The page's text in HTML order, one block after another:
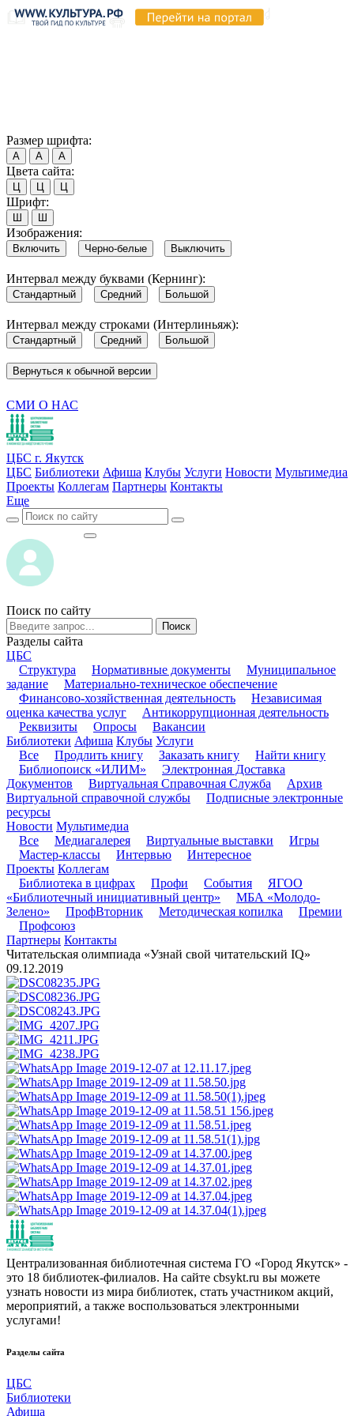
Размер шрифта:
А А А
Цвета сайта:
Ц Ц Ц
Шрифт:
Ш Ш
Изображения:
Включить Черно-белые Выключить
Интервал между буквами (Кернинг):
Стандартный Средний Большой
Интервал между строками (Интерлиньяж):
Стандартный Средний Большой
Вернуться к обычной версии
СМИ О НАС
ЦБС г. Якутск
ЦБС Библиотеки Афиша Клубы Услуги Новости Мультимедиа
Проекты Коллегам Партнеры Контакты
Еще
Поиск по сайту
Поиск
Разделы сайта
ЦБС
Структура
Нормативные документы
Муниципальное
задание
Материально-техническое обеспечение
Финансово-хозяйственная деятельность
Независимая
оценка качества услуг
Антикоррупционная деятельность
Реквизиты
Опросы
Вакансии
Библиотеки Афиша Клубы Услуги
Все
Продлить книгу Заказать книгу
Найти книгу
Библиопоиск «ИЛИМ»
Электронная Доставка
Документов
Виртуальная Справочная Служба
Архив
Виртуальной справочной службы
Подписные электронные
ресурсы
Новости Мультимедиа
Все
Медиагалерея Виртуальные выставки
Игры
Мастер-классы
Интервью
Интересное
Проекты Коллегам
Библиотека в цифрах
Профи События
ЯГОО
«Библиотечный инициативный центр»
МБА «Молодо-
Зелено»
ПрофВторник Методическая копилка
Премии
Профсоюз
Партнеры Контакты
Читательская олимпиада «Узнай свой читательский IQ»
09.12.2019
Централизованная библиотечная система ГО «Город Якутск» -
это 18 библиотек-филиалов. На сайте cbsykt.ru вы можете
узнать новости из мира библиотек, стать участником акций,
мероприятий, а также воспользоваться электронными
услугами!
Разделы сайта
ЦБС
Библиотеки
Афиша